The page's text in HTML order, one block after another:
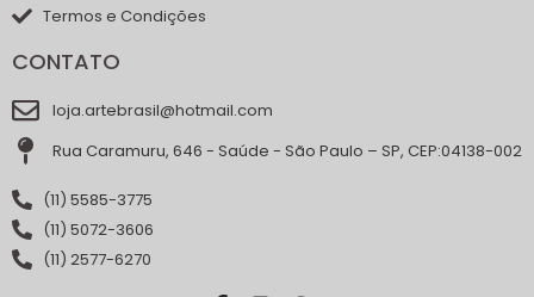
Termos e Condições
CONTATO
loja.artebrasil@hotmail.com
Rua Caramuru, 646 - Saúde - São Paulo – SP, CEP:04138-002
(11) 5585-3775
(11) 5072-3606
(11) 2577-6270